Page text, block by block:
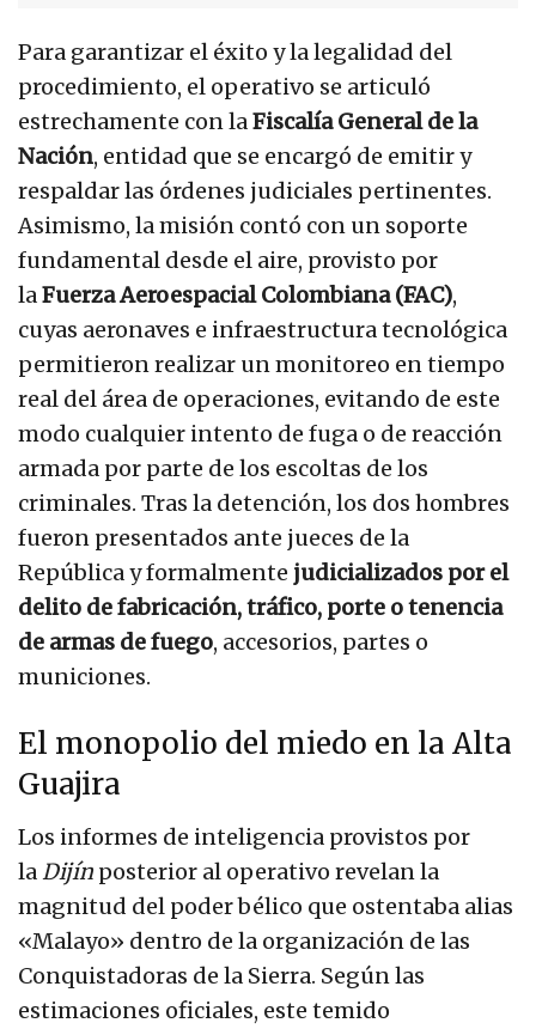
Para garantizar el éxito y la legalidad del
procedimiento, el operativo se articuló
estrechamente con laFiscalía General de la
Nación, entidad que se encargó de emitir y
respaldar las órdenes judiciales pertinentes.
Asimismo, la misión contó con un soporte
fundamental desde el aire, provisto por
laFuerza Aeroespacial Colombiana (FAC),
cuyas aeronaves e infraestructura tecnológica
permitieron realizar un monitoreo en tiempo
real del área de operaciones, evitando de este
modo cualquier intento de fuga o de reacción
armada por parte de los escoltas de los
criminales. Tras la detención, los dos hombres
fueron presentados ante jueces de la
República y formalmente judicializados por el
delito de fabricación, tráfico, porte o tenencia
de armas de fuego, accesorios, partes o
municiones.
El monopolio del miedo en la Alta
Guajira
Los informes de inteligencia provistos por
laDijín posterior al operativo revelan la
magnitud del poder bélico que ostentaba alias
«Malayo» dentro de la organización de las
Conquistadoras de la Sierra. Según las
estimaciones oficiales, este temido